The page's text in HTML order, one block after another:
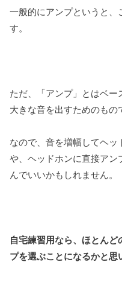
一般的にアンプというと、
す。
ただ、「アンプ」とはベー
大きな音を出すためのもの
なので、音を増幅してヘ
や、ヘッドホンに直接アン
んでいいかもしれません。
自宅練習用なら、ほとん
プを選ぶことになるかと思